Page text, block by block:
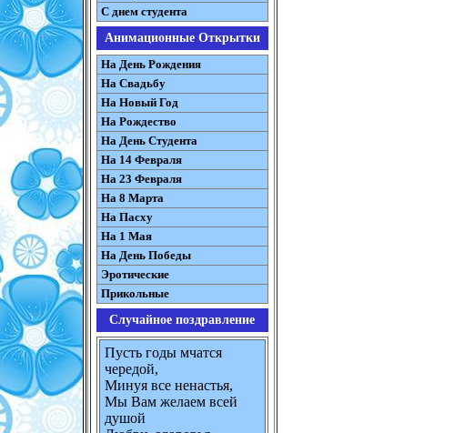
С днем студента
Анимационные Открытки
На День Рождения
На Свадьбу
На Новый Год
На Рождество
На День Студента
На 14 Февраля
На 23 Февраля
На 8 Марта
На Пасху
На 1 Мая
На День Победы
Эротические
Прикольные
Случайное поздравление
Пусть годы мчатся
чередой,
Минуя все ненастья,
Мы Вам желаем всей
душой